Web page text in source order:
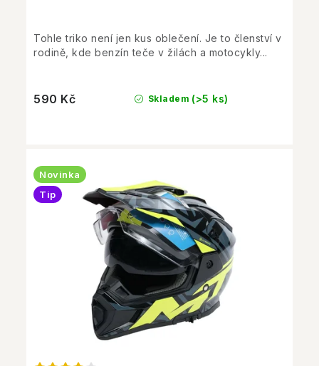
Skladem (>5 ks)
590 Kč
Tohle triko není jen kus oblečení. Je to členství v
rodině, kde benzín teče v žilách a motocykly...
Novinka
Tip